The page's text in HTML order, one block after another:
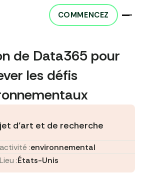
de Data365 pour
les défis
d'art et de recherche
:environnemental
Lieu :États-Unis
COMMENCEZ